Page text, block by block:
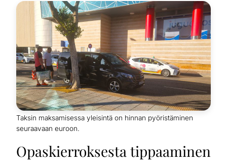
Taksin maksamisessa yleisintä on hinnan pyöristäminen
seuraavaan euroon.
Opaskierroksesta tippaaminen